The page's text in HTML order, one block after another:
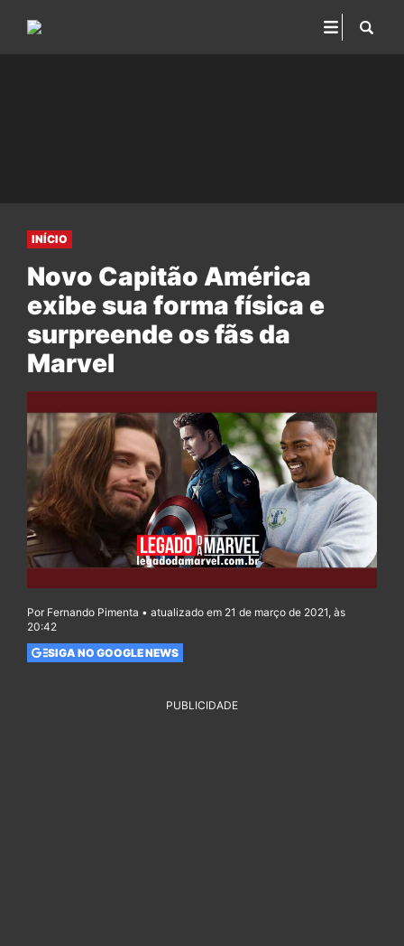
INÍCIO
Novo Capitão América
exibe sua forma física e
surpreende os fãs da
Marvel
Por Fernando Pimenta • atualizado em 21 de março de 2021, às
20:42
SIGA NO GOOGLE NEWS
PUBLICIDADE